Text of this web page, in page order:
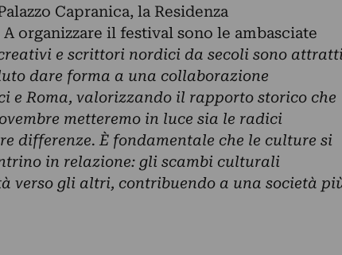
Capranica, la Residenza
organizzare il festival sono le ambasciate
e scrittori nordici da secoli sono
dare forma a una collaborazione
e Roma, valorizzando il rapporto storico che
metteremo in luce sia le radici
differenze. È fondamentale che le culture si
in relazione: gli scambi culturali
verso gli altri, contribuendo a una società